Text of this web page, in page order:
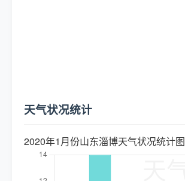
天气状况统计
2020年1月份山东淄博天气状况统计图